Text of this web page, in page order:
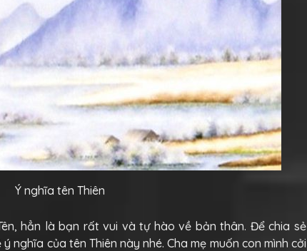
Ý nghĩa tên Thiên
hẳn là bạn rất vui và tự hào về bản thân. Để chia sẻ
nghĩa của tên Thiên này nhé. Cha mẹ muốn con mình cởi